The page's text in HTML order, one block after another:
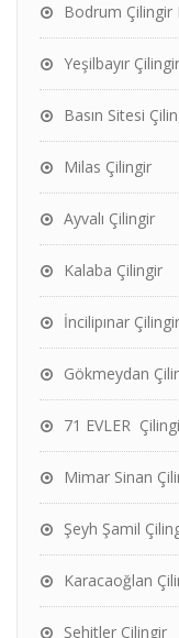
Bodrum Çilingir
Yeşilbayır
Basın Sitesi
Milas Çilingir
Ayvalı Çilingir
Kalaba Çilingir
İncilipınar Çilingir
Gökmeydan
71 EVLER
Mimar Sinan
Şeyh Şamil
Karacaoğlan
Şehitler Çilingir